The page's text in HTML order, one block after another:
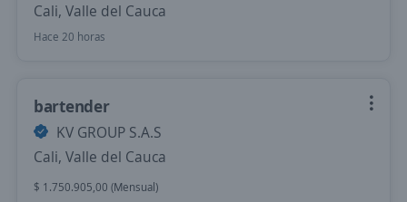
Cali, Valle del Cauca
Hace 20 horas
bartender
KV GROUP S.A.S
Cali, Valle del Cauca
$ 1.750.905,00 (Mensual)